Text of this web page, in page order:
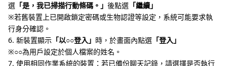
選 「是，我已掃描行動條碼。」 後點選 「繼續」
※若舊裝置上已開啟鎖定密碼或生物認證等設定，系統可能要求執
行身分確認。
6. 新裝置顯示 「以○○登入」 時，於畫面內點選 「登入」
※○○為用戶設定於個人檔案的姓名。
7. 使用相同作業系統的裝置：若已備份聊天記錄，請選擇是否執行